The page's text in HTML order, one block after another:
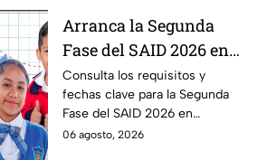
Arranca la Segunda
Fase del SAID 2026 en
Edomex para grados
intermedios: Fechas
clave y requisitos para
cambios de escuela
Consulta los requisitos y
fechas clave para la Segunda
Fase del SAID 2026 en
Edomex y asegura el traslado
06 agosto, 2026